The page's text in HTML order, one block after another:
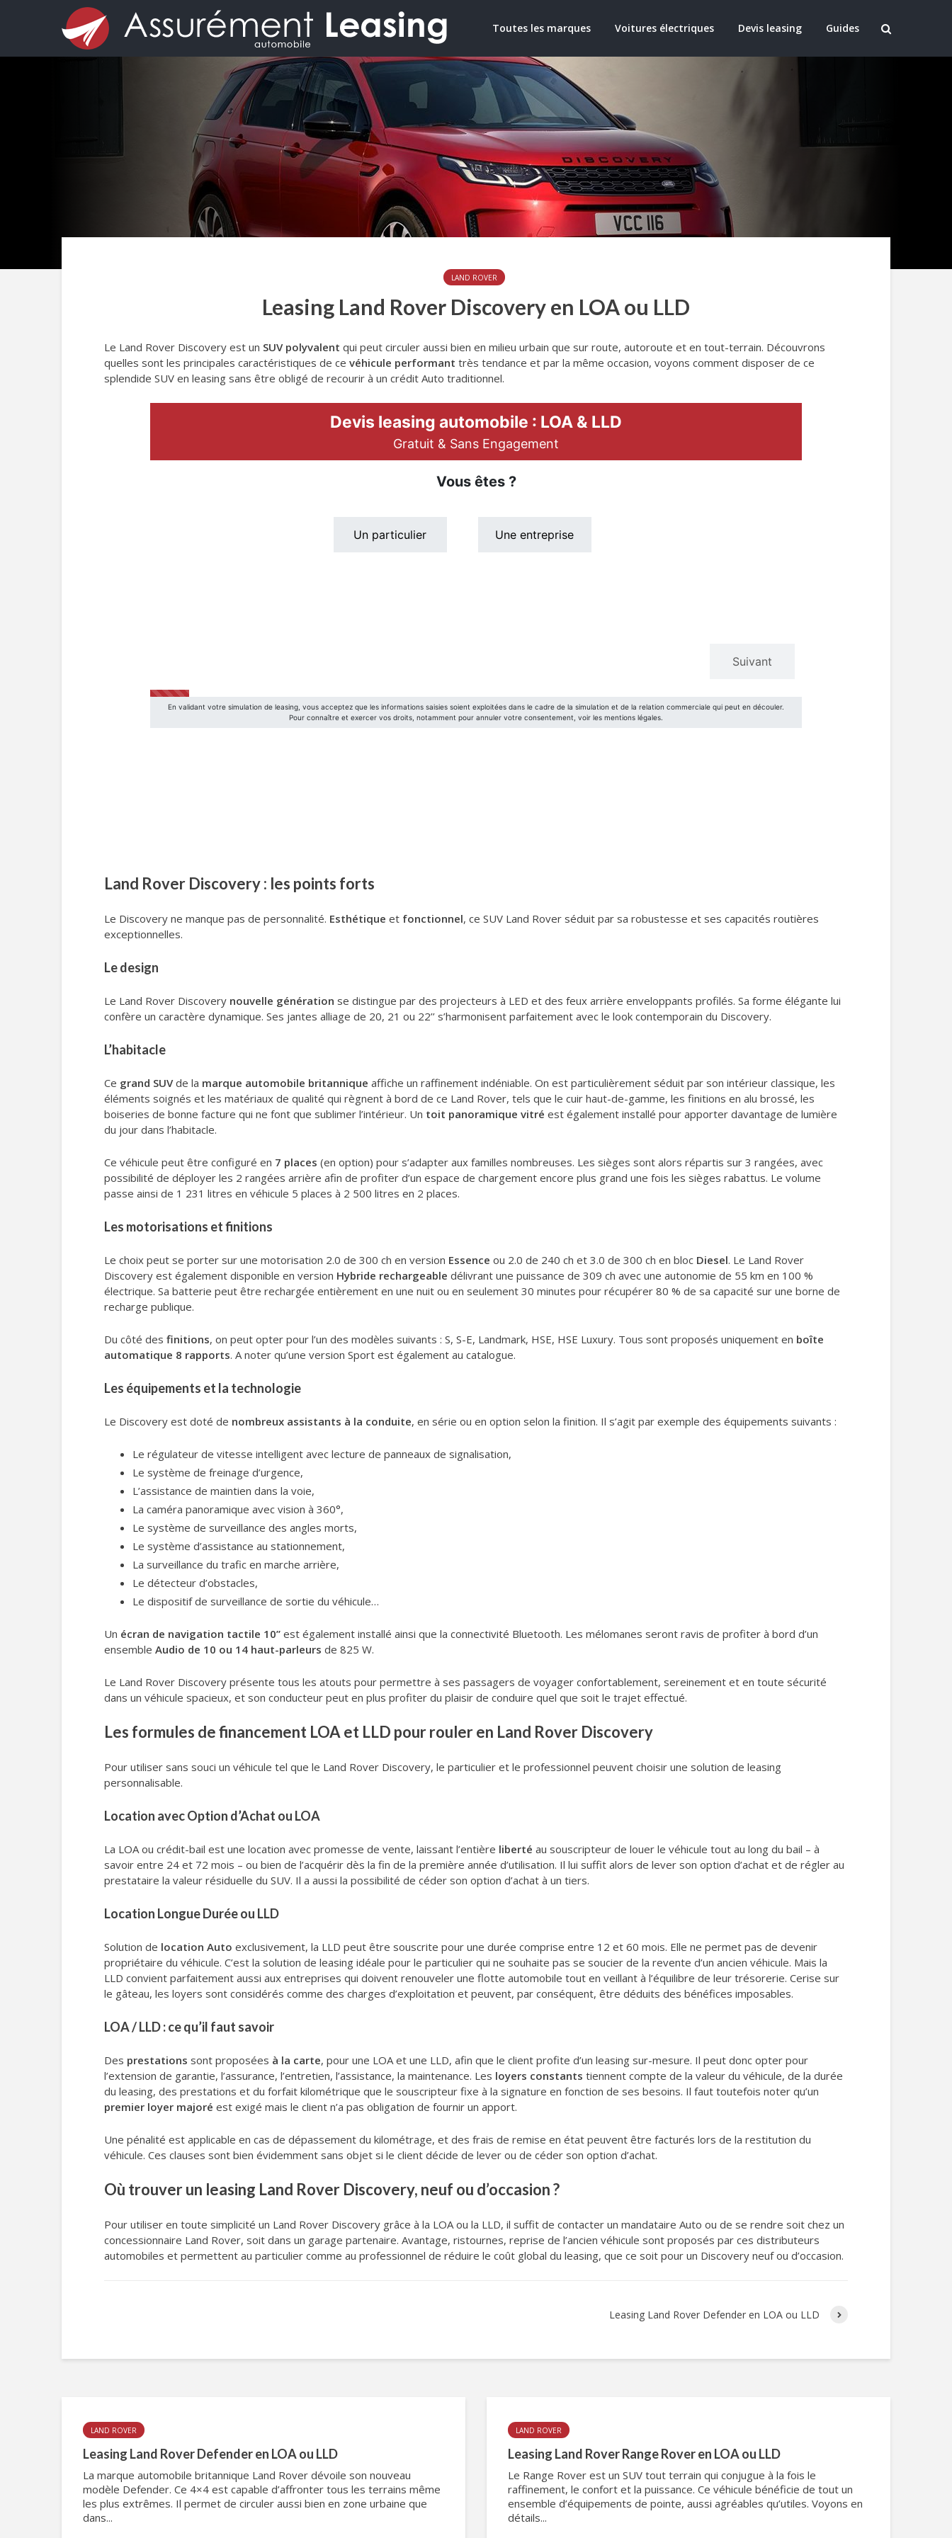
Toutes les marques Voitures électriques Devis leasing Guides
LAND ROVER
Leasing Land Rover Discovery en LOA ou LLD
Le Land Rover Discovery est un SUV polyvalent qui peut circuler aussi bien en milieu urbain que sur route, autoroute et en tout-terrain. Découvrons
quelles sont les principales caractéristiques de ce véhicule performant très tendance et par la même occasion, voyons comment disposer de ce
splendide SUV en leasing sans être obligé de recourir à un crédit Auto traditionnel.
Land Rover Discovery : les points forts
Le Discovery ne manque pas de personnalité. Esthétique et fonctionnel, ce SUV Land Rover séduit par sa robustesse et ses capacités routières
exceptionnelles.
Le design
Le Land Rover Discovery nouvelle génération se distingue par des projecteurs à LED et des feux arrière enveloppants profilés. Sa forme élégante lui
confère un caractère dynamique. Ses jantes alliage de 20, 21 ou 22’’ s’harmonisent parfaitement avec le look contemporain du Discovery.
L’habitacle
Ce grand SUVde la marque automobile britannique affiche un raffinement indéniable. On est particulièrement séduit par son intérieur classique, les
éléments soignés et les matériaux de qualité qui règnent à bord de ce Land Rover, tels que le cuir haut-de-gamme, les finitions en alu brossé, les
boiseries de bonne facture qui ne font que sublimer l’intérieur. Un toit panoramique vitré est également installé pour apporter davantage de lumière
du jour dans l’habitacle.
Ce véhicule peut être configuré en 7 places (en option) pour s’adapter aux familles nombreuses. Les sièges sont alors répartis sur 3 rangées, avec
possibilité de déployer les 2 rangées arrière afin de profiter d’un espace de chargement encore plus grand une fois les sièges rabattus. Le volume
passe ainsi de 1 231 litres en véhicule 5 places à 2 500 litres en 2 places.
Les motorisations et finitions
Le choix peut se porter sur une motorisation 2.0 de 300 ch en version Essence ou 2.0 de 240 ch et 3.0 de 300 ch en bloc Diesel. Le Land Rover
Discovery est également disponible en version Hybride rechargeable délivrant une puissance de 309 ch avec une autonomie de 55 km en 100 %
électrique. Sa batterie peut être rechargée entièrement en une nuit ou en seulement 30 minutes pour récupérer 80 % de sa capacité sur une borne de
recharge publique.
Du côté des finitions, on peut opter pour l’un des modèles suivants : S, S-E, Landmark, HSE, HSE Luxury. Tous sont proposés uniquement en boîte
automatique 8 rapports. A noter qu’une version Sport est également au catalogue.
Les équipements et la technologie
Le Discovery est doté de nombreux assistants à la conduite, en série ou en option selon la finition. Il s’agit par exemple des équipements suivants :
Le régulateur de vitesse intelligent avec lecture de panneaux de signalisation,
Le système de freinage d’urgence,
L’assistance de maintien dans la voie,
La caméra panoramique avec vision à 360°,
Le système de surveillance des angles morts,
Le système d’assistance au stationnement,
La surveillance du trafic en marche arrière,
Le détecteur d’obstacles,
Le dispositif de surveillance de sortie du véhicule…
Un écran de navigation tactile 10’’ est également installé ainsi que la connectivité Bluetooth. Les mélomanes seront ravis de profiter à bord d’un
ensemble Audio de 10 ou 14 haut-parleurs de 825 W.
Le Land Rover Discovery présente tous les atouts pour permettre à ses passagers de voyager confortablement, sereinement et en toute sécurité
dans un véhicule spacieux, et son conducteur peut en plus profiter du plaisir de conduire quel que soit le trajet effectué.
Les formules de financement LOA et LLD pour rouler en Land Rover Discovery
Pour utiliser sans souci un véhicule tel que le Land Rover Discovery, le particulier et le professionnel peuvent choisir une solution de leasing
personnalisable.
Location avec Option d’Achat ou LOA
La LOA ou crédit-bail est une location avec promesse de vente, laissant l’entière liberté au souscripteur de louer le véhicule tout au long du bail – à
savoir entre 24 et 72 mois – ou bien de l’acquérir dès la fin de la première année d’utilisation. Il lui suffit alors de lever son option d’achat et de régler au
prestataire la valeur résiduelle du SUV. Il a aussi la possibilité de céder son option d’achat à un tiers.
Location Longue Durée ou LLD
Solution de location Auto exclusivement, la LLD peut être souscrite pour une durée comprise entre 12 et 60 mois. Elle ne permet pas de devenir
propriétaire du véhicule. C’est la solution de leasing idéale pour le particulier qui ne souhaite pas se soucier de la revente d’un ancien véhicule. Mais la
LLD convient parfaitement aussi aux entreprises qui doivent renouveler une flotte automobile tout en veillant à l’équilibre de leur trésorerie. Cerise sur
le gâteau, les loyers sont considérés comme des charges d’exploitation et peuvent, par conséquent, être déduits des bénéfices imposables.
LOA / LLD : ce qu’il faut savoir
Des prestations sont proposées à la carte, pour une LOA et une LLD, afin que le client profite d’un leasing sur-mesure. Il peut donc opter pour
l’extension de garantie, l’assurance, l’entretien, l’assistance, la maintenance. Les loyers constants tiennent compte de la valeur du véhicule, de la durée
du leasing, des prestations et du forfait kilométrique que le souscripteur fixe à la signature en fonction de ses besoins. Il faut toutefois noter qu’un
premier loyer majoré est exigé mais le client n’a pas obligation de fournir un apport.
Une pénalité est applicable en cas de dépassement du kilométrage, et des frais de remise en état peuvent être facturés lors de la restitution du
véhicule. Ces clauses sont bien évidemment sans objet si le client décide de lever ou de céder son option d’achat.
Où trouver un leasing Land Rover Discovery, neuf ou d’occasion ?
Pour utiliser en toute simplicité un Land Rover Discovery grâce à la LOA ou la LLD, il suffit de contacter un mandataire Auto ou de se rendre soit chez un
concessionnaire Land Rover, soit dans un garage partenaire. Avantage, ristournes, reprise de l’ancien véhicule sont proposés par ces distributeurs
automobiles et permettent au particulier comme au professionnel de réduire le coût global du leasing, que ce soit pour un Discovery neuf ou d’occasion.
Leasing Land Rover Defender en LOA ou LLD
LAND ROVER
Leasing Land Rover Defender en LOA ou LLD
La marque automobile britannique Land Rover dévoile son nouveau
modèle Defender. Ce 4×4 est capable d’affronter tous les terrains même
les plus extrêmes. Il permet de circuler aussi bien en zone urbaine que
dans...
LAND ROVER
Leasing Land Rover Range Rover en LOA ou LLD
Le Range Rover est un SUV tout terrain qui conjugue à la fois le
raffinement, le confort et la puissance. Ce véhicule bénéficie de tout un
ensemble d’équipements de pointe, aussi agréables qu’utiles. Voyons en
détails...